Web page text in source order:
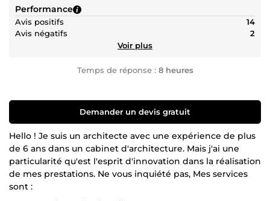
Performance
Avis positifs
14
Avis négatifs
2
Voir plus
Temps de réponse : 8 heures
Demander un devis gratuit
Hello ! Je suis un architecte avec une expérience de plus
de 6 ans dans un cabinet d'architecture. Mais j'ai une
particularité qu'est l'esprit d'innovation dans la réalisation
de mes prestations. Ne vous inquiété pas, Mes services
sont :